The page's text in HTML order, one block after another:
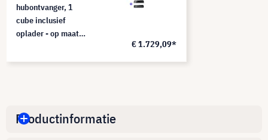
hubontvanger, 1
cube inclusief
oplader - op maat
keuze)
€ 1.729,09*
Productinformatie